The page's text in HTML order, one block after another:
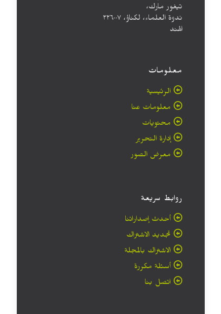
تيغور مارك،
ندوة العلماء، لكناؤ، ۲۲٦۰۰۷
الهند
معلومات
الرئيسية
معلومات عنا
محتويات
إدارة التحرير
معرض الصور
روابط سريعة
أحدث إصداراتنا
تجديد الاشتراك
الاشتراك بالمجلة
أسئلة مكررة
اتصل بنا